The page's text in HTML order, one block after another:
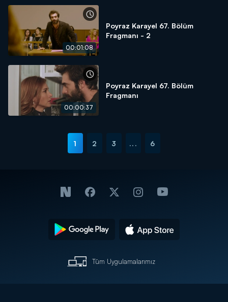
00:01:08
Poyraz Karayel 67. Bölüm
Fragmanı - 2
00:00:37
Poyraz Karayel 67. Bölüm
Fragmanı
1 2 3 ... 6
Tüm Uygulamalarımız